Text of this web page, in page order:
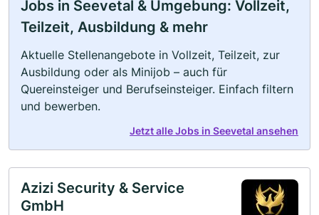
Jobs in Seevetal & Umgebung: Vollzeit,
Teilzeit, Ausbildung & mehr
Aktuelle Stellenangebote in Vollzeit, Teilzeit, zur
Ausbildung oder als Minijob – auch für
Quereinsteiger und Berufseinsteiger. Einfach filtern
und bewerben.
Jetzt alle Jobs in Seevetal ansehen
Azizi Security & Service
GmbH